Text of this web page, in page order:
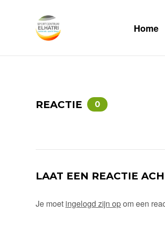
Home
REACTIE 0
LAAT EEN REACTIE
Je moet ingelogd zijn opom een